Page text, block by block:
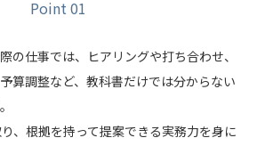
Point 01
の仕事では、ヒアリングや打ち合わせ、
算調整など、教科書だけでは分からない
、根拠を持って提案できる実務力を身に